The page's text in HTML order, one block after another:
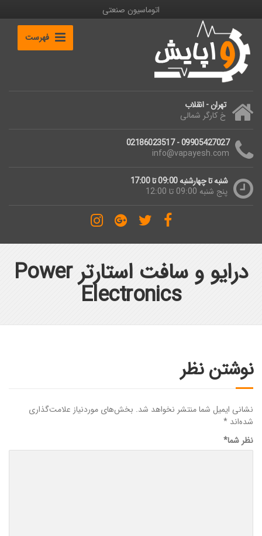
اتوماسیون صنعتی
فهرست
تهران - انقلاب
خ کارگر شمالی
09905427027 - 02186023517
info@vapayesh.com
شنبه تا چهارشنبه 09:00 تا 17:00
پنج شنبه 09:00 تا 12:00
درایو و سافت استارتر Power
Electronics
نوشتن نظر
نشانی ایمیل شما منتشر نخواهد شد. بخش‌های موردنیاز علامت‌گذاری
شده‌اند *
نظر شما*